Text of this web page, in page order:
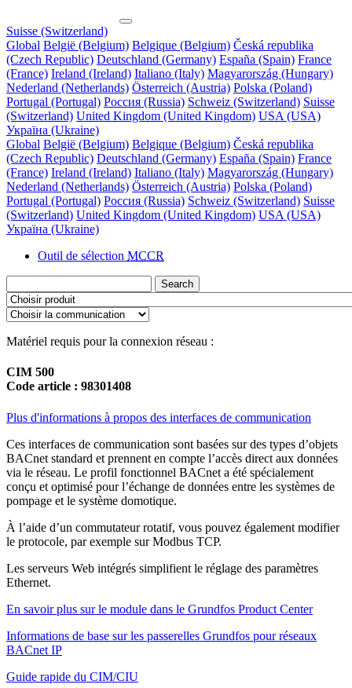
Suisse (Switzerland)
Global België (Belgium) Belgique (Belgium) Česká republika
(Czech Republic) Deutschland (Germany) España (Spain) France
(France) Ireland (Ireland) Italiano (Italy) Magyarország (Hungary)
Nederland (Netherlands) Österreich (Austria) Polska (Poland)
Portugal (Portugal) Россия (Russia) Schweiz (Switzerland) Suisse
(Switzerland) United Kingdom (United Kingdom) USA (USA)
Україна (Ukraine)
Global België (Belgium) Belgique (Belgium) Česká republika
(Czech Republic) Deutschland (Germany) España (Spain) France
(France) Ireland (Ireland) Italiano (Italy) Magyarország (Hungary)
Nederland (Netherlands) Österreich (Austria) Polska (Poland)
Portugal (Portugal) Россия (Russia) Schweiz (Switzerland) Suisse
(Switzerland) United Kingdom (United Kingdom) USA (USA)
Україна (Ukraine)
Outil de sélection MCCR
Search
Matériel requis pour la connexion réseau :
CIM 500
Code article : 98301408
Plus d'informations à propos des interfaces de communication
Ces interfaces de communication sont basées sur des types d’objets
BACnet standard et prennent en compte l’accès direct aux données
via le réseau. Le profil fonctionnel BACnet a été spécialement
conçu et optimisé pour l’échange de données entre les systèmes de
pompage et le système domotique.
À l’aide d’un commutateur rotatif, vous pouvez également modifier
le protocole, par exemple sur Modbus TCP.
Les serveurs Web intégrés simplifient le réglage des paramètres
Ethernet.
En savoir plus sur le module dans le Grundfos Product Center
Informations de base sur les passerelles Grundfos pour réseaux
BACnet IP
Guide rapide du CIM/CIU